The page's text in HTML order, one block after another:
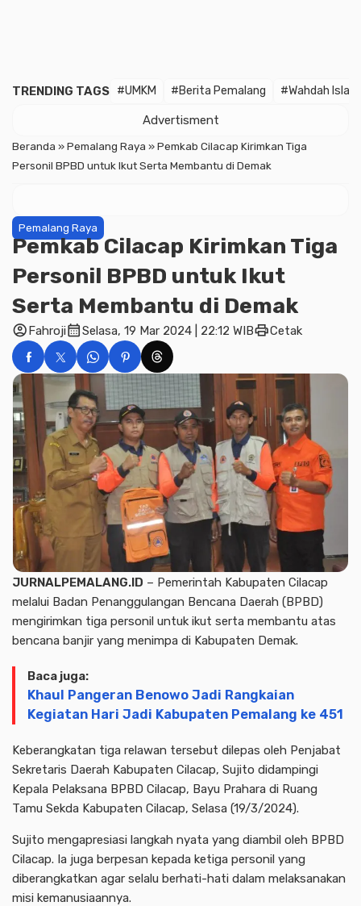
TRENDING TAGS #UMKM #Berita Pemalang #Wahdah
Advertisment
Beranda »Pemalang Raya »Pemkab Cilacap Kirimkan Tiga
Personil BPBD untuk Ikut Serta Membantu di Demak
Pemalang Raya
Pemkab Cilacap Kirimkan Tiga
Personil BPBD untuk Ikut
Serta Membantu di Demak
account_circleFahrojicalendar_monthSelasa, 19 Mar 2024 | 22:12 WIBprintCetak
JURNALPEMALANG.ID – Pemerintah Kabupaten Cilacap
melalui Badan Penanggulangan Bencana Daerah (BPBD)
mengirimkan tiga personil untuk ikut serta membantu atas
bencana banjir yang menimpa di Kabupaten Demak.
Baca juga:
Khaul Pangeran Benowo Jadi Rangkaian
Kegiatan Hari Jadi Kabupaten Pemalang ke 451
Keberangkatan tiga relawan tersebut dilepas oleh Penjabat
Sekretaris Daerah Kabupaten Cilacap, Sujito didampingi
Kepala Pelaksana BPBD Cilacap, Bayu Prahara di Ruang
Tamu Sekda Kabupaten Cilacap, Selasa (19/3/2024).
Sujito mengapresiasi langkah nyata yang diambil oleh BPBD
Cilacap. Ia juga berpesan kepada ketiga personil yang
diberangkatkan agar selalu berhati-hati dalam melaksanakan
misi kemanusiaannya.